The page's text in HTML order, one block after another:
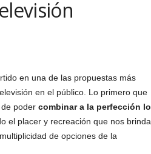
en una de las propuestas más
en el público. Lo primero que
poder combinar a la perfección lo
el placer y recreación que nos brinda
de opciones de la